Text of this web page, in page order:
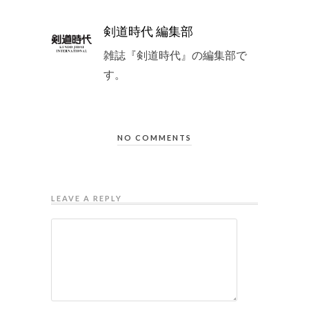
剣道時代 編集部
雑誌『剣道時代』の編集部で
す。
NO COMMENTS
LEAVE A REPLY